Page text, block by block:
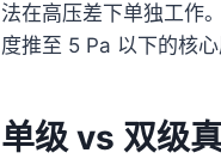
法在高压差下单独工作
度推至 5 Pa 以下的核心
单级 vs 双级